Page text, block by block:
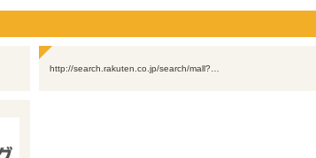
http://search.rakuten.co.jp/search/mall?…